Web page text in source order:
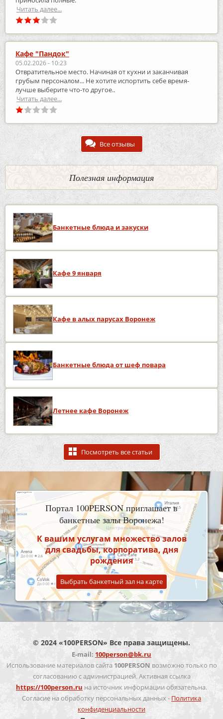
Читать далее...
Кафе "Пандок"
05.02.2026 - 10:23
Отвратительное место. Начиная от кухни и заканчивая
грубым персоналом... Не хотите испортить себе время-
лучше выберите что-то другое..
Читать далее...
Все отзывы
Полезная информация
Банкетные блюда и закуски
Кафе 9 января
Кафе в алых парусах Воронеж
Банкетные блюда от шеф повара
Летнее кафе Воронеж
Посмотреть все статьи
Портал 100PERSON приглашает в
банкетные залы Воронежа!
К вашим услугам множество залов
для свадьбы, корпоратива, дня
рождения
Выбрать банкетный зал на карте
© 2024 «100PERSON» Все права защищены.
E-mail: 100person@bk.ru
Использование материалов сайта 100PERSON возможно только по
согласованию с администрацией. Активная ссылка
https://100person.ru на источник информации обязательна.
Согласие на обработку персональных данных - Политика
конфиденциальности